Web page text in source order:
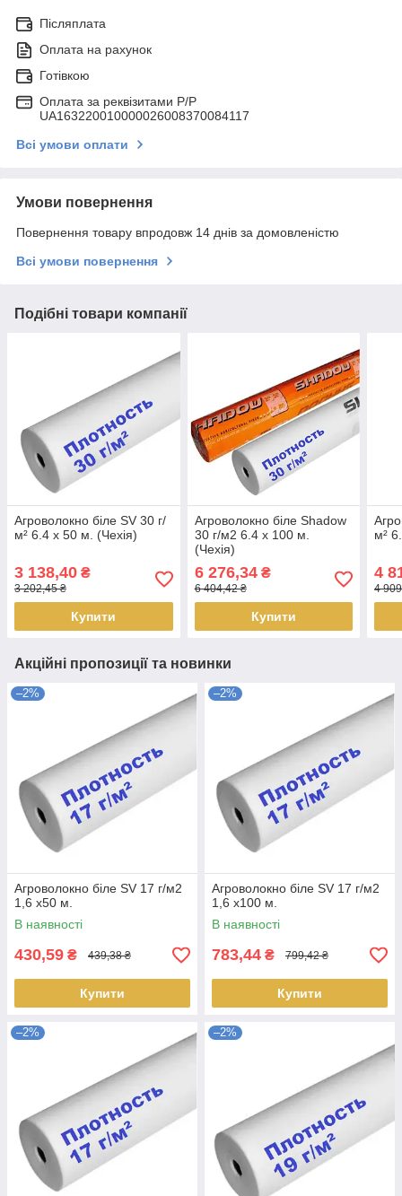
Післяплата
Оплата на рахунок
Готівкою
Оплата за реквізитами P/Р
UA163220010000026008370084117
Всі умови оплати
Умови повернення
Повернення товару впродовж 14 днів за домовленістю
Всі умови повернення
Подібні товари компанії
Агроволокно біле SV 30 г/
м² 6.4 х 50 м. (Чехія)
3 138,40 ₴
3 202,45 ₴
Купити
Агроволокно біле Shadow
30 г/м2 6.4 х 100 м.
(Чехія)
6 276,34₴
6 404,42 ₴
Купити
м²
4
4
Акційні пропозиції та новинки
–2%
Агроволокно біле SV 17 г/м2
1,6 х50 м.
В наявності
430,59 ₴ 439,38 ₴
Купити
–2%
Агроволокно біле SV 17 г/м2
1,6 х100 м.
В наявності
783,44 ₴ 799,42 ₴
Купити
–2% –2%